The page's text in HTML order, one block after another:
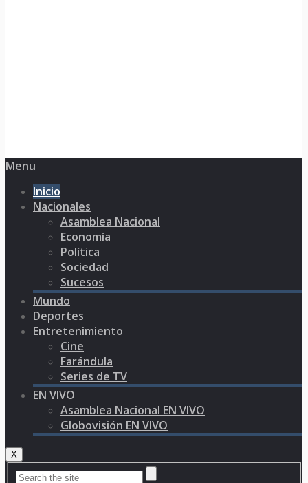
Menu
Inicio
Nacionales
Asamblea Nacional
Economía
Política
Sociedad
Sucesos
Mundo
Deportes
Entretenimiento
Cine
Farándula
Series de TV
EN VIVO
Asamblea Nacional EN VIVO
Globovisión EN VIVO
X